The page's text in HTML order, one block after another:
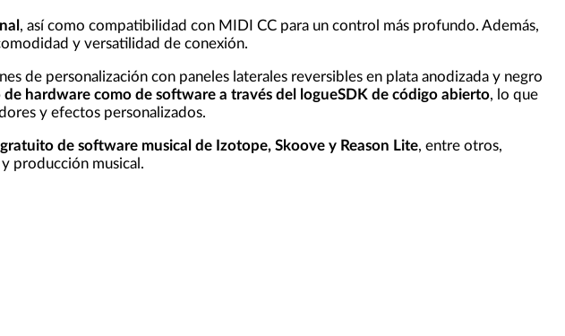
, así como compatibilidad con MIDI CC para un control más profundo. Además,
y versatilidad de conexión.
de personalización con paneles laterales reversibles en plata anodizada y negro
hardware como de software a través del logueSDK de código abierto, lo que
y efectos personalizados.
de software musical de Izotope, Skoove y Reason Lite, entre otros,
producción musical.